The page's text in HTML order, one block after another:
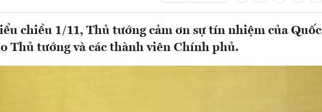
chiều 1/11, Thủ tướng cảm ơn sự tín nhiệm của Quốc
Thủ tướng và các thành viên Chính phủ.